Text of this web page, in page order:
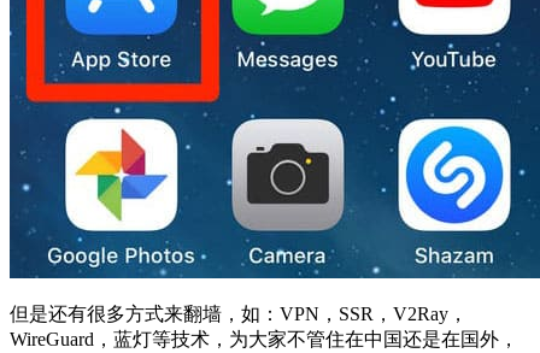
但是还有很多方式来翻墙，如：VPN，SSR，V2Ray，
WireGuard，蓝灯等技术，为大家不管住在中国还是在国外，